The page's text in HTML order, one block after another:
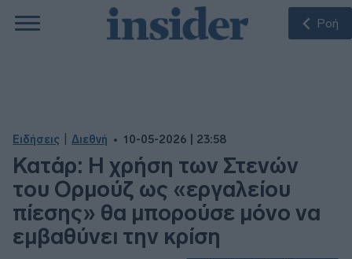
Ροή
Ειδήσεις Διεθνή 10-05-2026 | 23:58
Κατάρ: Η χρήση των Στενών
του Ορμούζ ως «εργαλείου
πίεσης» θα μπορούσε μόνο να
εμβαθύνει την κρίση